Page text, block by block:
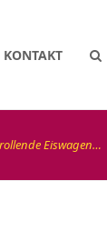
KONTAKT
Eiswagen…